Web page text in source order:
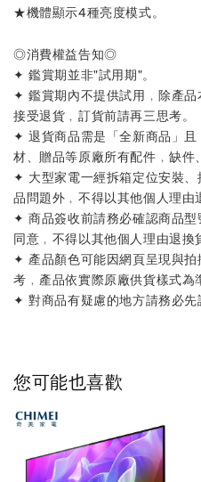
★機體顯示4種亮度模式。
◎消費權益告知◎
✦ 鑑賞期並非"試用期"。
✦ 鑑賞期內不提供試用﹐除產
接受退貨﹐訂貨前請再三思考。
✦ 退貨商品需是「全新商品」
材、贈品等原廠所有配件﹐缺件
✦ 大型家電一經拆箱定位安裝
品問題外﹐不得以其他個人理由
✦ 商品簽收前請務必確認商品
同意﹐不得以其他個人理由退換
✦ 產品顏色可能因網頁呈現與
考﹐產品依實際原廠供貨樣式為
✦ 對商品有疑慮的地方請務必先
您可能也喜歡